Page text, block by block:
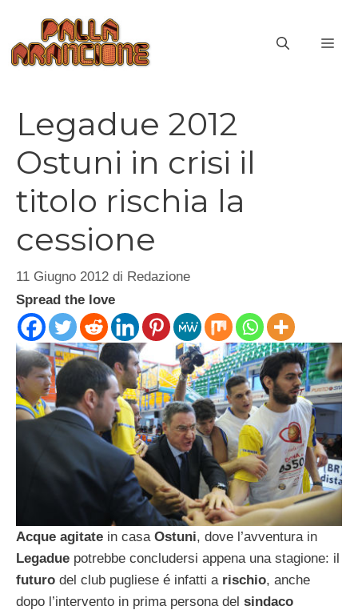
contenuto
Legadue 2012
Ostuni in crisi il
titolo rischia la
cessione
11 Giugno 2012 di Redazione
Spread the love
Acque agitate in casa Ostuni, dove l’avventura in
Legadue potrebbe concludersi appena una stagione: il
futuro del club pugliese é infatti a rischio, anche
dopo l’intervento in prima persona del sindaco